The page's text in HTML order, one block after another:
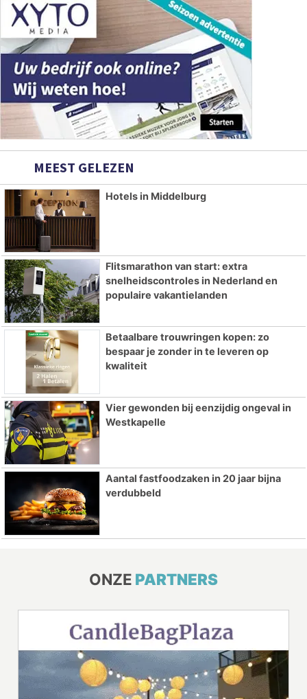
MEEST GELEZEN
Hotels in Middelburg
Flitsmarathon van start: extra
snelheidscontroles in Nederland en
populaire vakantielanden
Betaalbare trouwringen kopen: zo
bespaar je zonder in te leveren op
kwaliteit
Vier gewonden bij eenzijdig ongeval in
Westkapelle
Aantal fastfoodzaken in 20 jaar bijna
verdubbeld
ONZE PARTNERS